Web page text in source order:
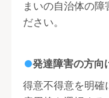
まいの自治体の障
ださい。
発達障害の方向
得意不得意を明確